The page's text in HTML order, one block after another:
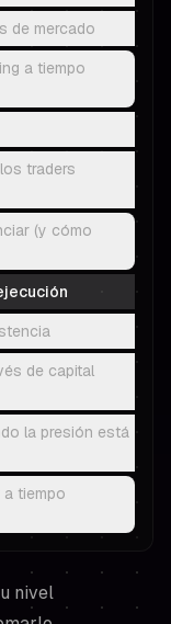
de mercado
a tiempo
traders
(y cómo
de capital
la presión está
tiempo
nivel